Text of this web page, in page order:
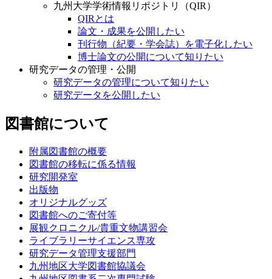
九州大学学術情報リポジトリ（QIR）
QIRとは
論文・成果を公開したい
刊行物（紀要・学会誌）を電子化したい
博士論文の公開について知りたい
研究データの管理・公開
研究データの管理について知りたい
研究データを公開したい
図書館について
附属図書館の概要
図書館の移転に係る情報
研究開発室
出版物
オリジナルグッズ
図書館へのご寄付等
展観クロニクル/貴重文物講習会
ライブラリーサイエンス専攻
研究データ管理支援部門
九州地区大学図書館協議会